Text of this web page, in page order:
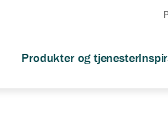
Produkter og tjenester